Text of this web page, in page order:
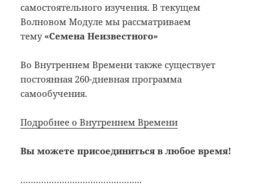
самостоятельного изучения. В текущем
Волновом Модуле мы рассматриваем
тему «Семена Неизвестного»
Во Внутреннем Времени также существует
постоянная 260-дневная программа
самообучения.
Подробнее о Внутреннем Времени
Вы можете присоединиться в любое время!
………………………………………..